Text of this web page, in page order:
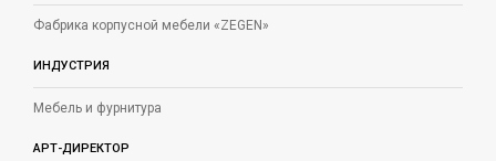
Фабрика корпусной мебели «ZEGEN»
ИНДУСТРИЯ
Мебель и фурнитура
АРТ-ДИРЕКТОР